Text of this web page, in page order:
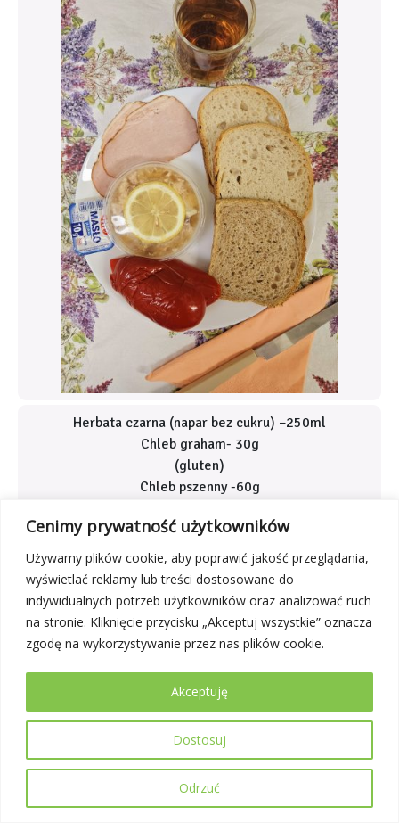
Cenimy prywatność użytkowników
Używamy plików cookie, aby poprawić jakość przeglądania,
wyświetlać reklamy lub treści dostosowane do
indywidualnych potrzeb użytkowników oraz analizować ruch
na stronie. Kliknięcie przycisku „Akceptuj wszystkie” oznacza
zgodę na wykorzystywanie przez nas plików cookie.
Dostosuj
Odrzuć
Akceptuję
Herbata czarna (napar bez cukru) –250ml
Chleb graham- 30g
(gluten)
Chleb pszenny -60g
Masło -10g
Cytryna – 10g
Galaretka drobiowa z warzywami- 100g
(seler, jajo)
Szynka góralska – 25g
(soja)
Dieta cukrzycowa